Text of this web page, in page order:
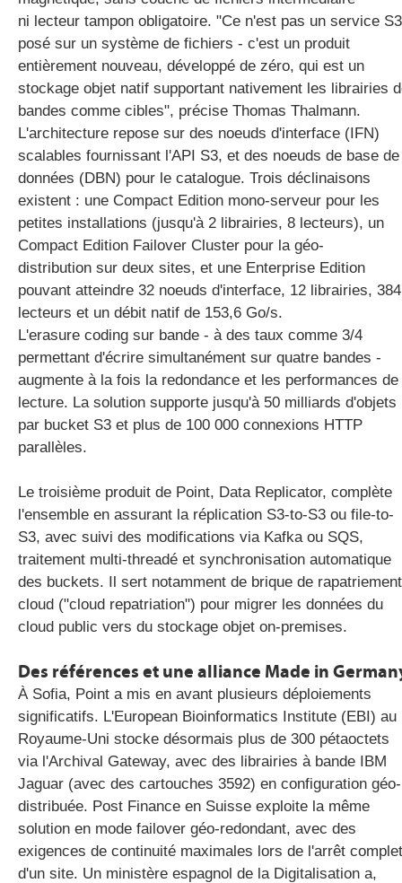
ni lecteur tampon obligatoire. "Ce n'est pas un service S3
posé sur un système de fichiers - c'est un produit
entièrement nouveau, développé de zéro, qui est un
stockage objet natif supportant nativement les librairies
bandes comme cibles", précise Thomas Thalmann.
L'architecture repose sur des noeuds d'interface (IFN)
scalables fournissant l'API S3, et des noeuds de base de
données (DBN) pour le catalogue. Trois déclinaisons
existent : une Compact Edition mono-serveur pour les
petites installations (jusqu'à 2 librairies, 8 lecteurs), un
Compact Edition Failover Cluster pour la géo-
distribution sur deux sites, et une Enterprise Edition
pouvant atteindre 32 noeuds d'interface, 12 librairies, 384
lecteurs et un débit natif de 153,6 Go/s.
L'erasure coding sur bande - à des taux comme 3/4
permettant d'écrire simultanément sur quatre bandes -
augmente à la fois la redondance et les performances de
lecture. La solution supporte jusqu'à 50 milliards d'objets
par bucket S3 et plus de 100 000 connexions HTTP
parallèles.
Le troisième produit de Point, Data Replicator, complète
l'ensemble en assurant la réplication S3-to-S3 ou file-to-
S3, avec suivi des modifications via Kafka ou SQS,
traitement multi-threadé et synchronisation automatique
des buckets. Il sert notamment de brique de rapatriement
cloud ("cloud repatriation") pour migrer les données du
cloud public vers du stockage objet on-premises.
Des références et une alliance Made in
À Sofia, Point a mis en avant plusieurs déploiements
significatifs. L'European Bioinformatics Institute (EBI) au
Royaume-Uni stocke désormais plus de 300 pétaoctets
via l'Archival Gateway, avec des librairies à bande IBM
Jaguar (avec des cartouches 3592) en configuration géo-
distribuée. Post Finance en Suisse exploite la même
solution en mode failover géo-redondant, avec des
exigences de continuité maximales lors de l'arrêt complet
d'un site. Un ministère espagnol de la Digitalisation a,